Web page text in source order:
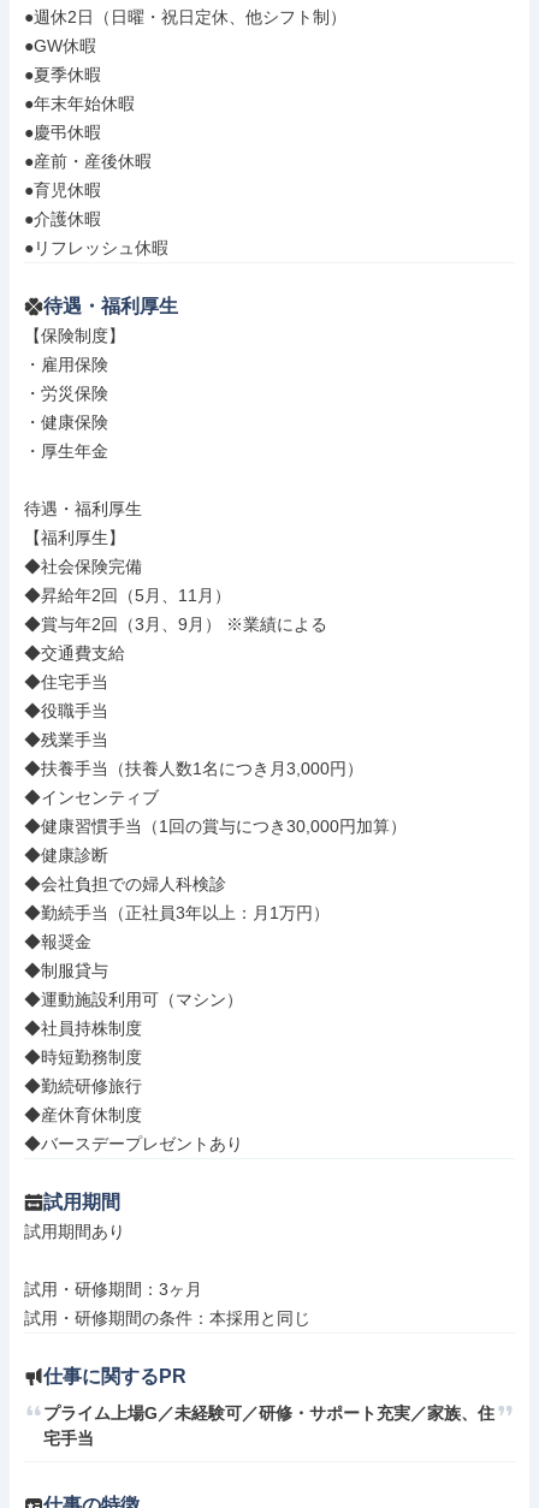
●週休2日（日曜・祝日定休、他シフト制）
●GW休暇
●夏季休暇
●年末年始休暇
●慶弔休暇
●産前・産後休暇
●育児休暇
●介護休暇
●リフレッシュ休暇
待遇・福利厚生
【保険制度】
・雇用保険
・労災保険
・健康保険
・厚生年金
待遇・福利厚生
【福利厚生】
◆社会保険完備
◆昇給年2回（5月、11月）
◆賞与年2回（3月、9月） ※業績による
◆交通費支給
◆住宅手当
◆役職手当
◆残業手当
◆扶養手当（扶養人数1名につき月3,000円）
◆インセンティブ
◆健康習慣手当（1回の賞与につき30,000円加算）
◆健康診断
◆会社負担での婦人科検診
◆勤続手当（正社員3年以上：月1万円）
◆報奨金
◆制服貸与
◆運動施設利用可（マシン）
◆社員持株制度
◆時短勤務制度
◆勤続研修旅行
◆産休育休制度
◆バースデープレゼントあり
試用期間
試用期間あり
試用・研修期間：3ヶ月
仕事に関するPR
プライム上場G／未経験可／研修・サポート充実／家族、住
宅手当